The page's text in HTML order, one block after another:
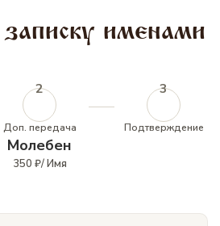
именами
2
Доп. передача
3
Подтверждение
Молебен
350 ₽/ Имя